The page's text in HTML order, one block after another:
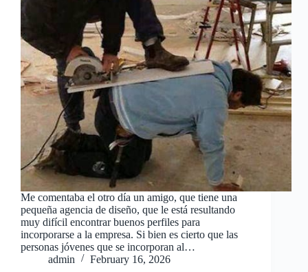
Me comentaba el otro día un amigo, que tiene una
pequeña agencia de diseño, que le está resultando
muy difícil encontrar buenos perfiles para
incorporarse a la empresa. Si bien es cierto que las
personas jóvenes que se incorporan al…
admin
February 16, 2026